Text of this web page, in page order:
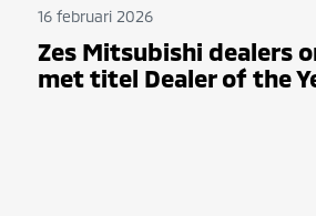
16 februari 2026
Zes Mitsubishi dealers
met titel Dealer of the